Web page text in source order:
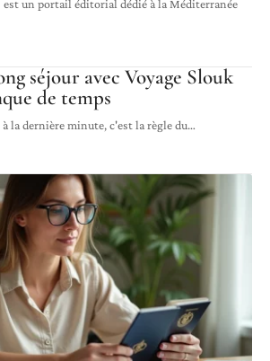
un portail éditorial dédié à la Méditerranée
séjour avec Voyage Slouk
de temps
la dernière minute, c'est la règle du…